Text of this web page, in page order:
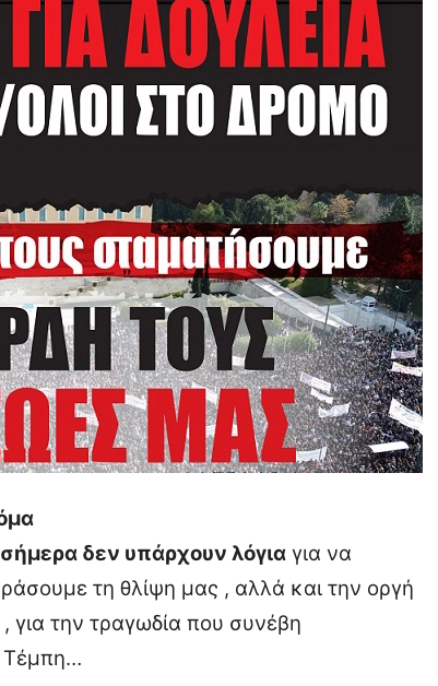
δεν υπάρχουν λόγια για να
τη θλίψη μας , αλλά και την οργή
για την τραγωδία που συνέβη
Τέμπη…